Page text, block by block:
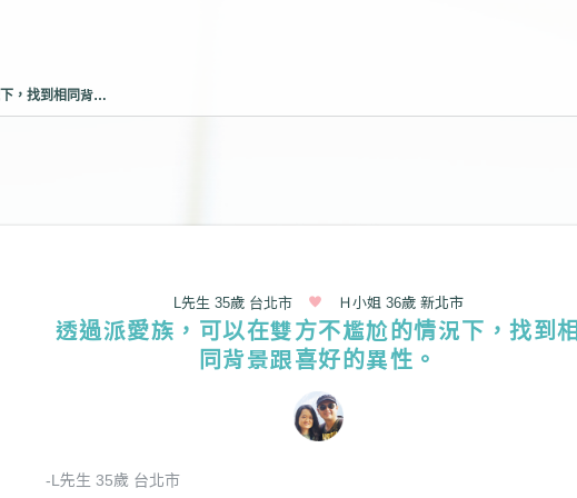
透過派愛族，可以在雙方不尷尬的情況下，找到相同背景跟喜好的異性。
L先生 35歲 台北市 Ｈ小姐 36歲 新北市
透過派愛族，可以在雙方不尷尬的情況下，找到相
同背景跟喜好的異性。
-L先生 35歲 台北市